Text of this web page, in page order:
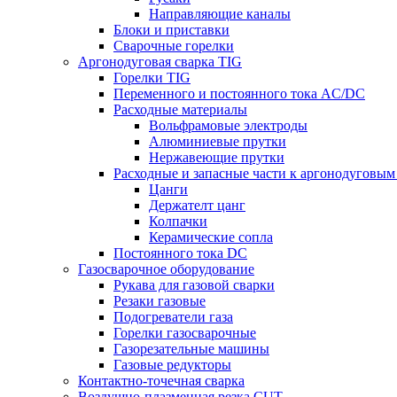
Направляющие каналы
Блоки и приставки
Сварочные горелки
Аргонодуговая сварка TIG
Горелки TIG
Переменного и постоянного тока AC/DC
Расходные материалы
Вольфрамовые электроды
Алюминиевые прутки
Нержавеющие прутки
Расходные и запасные части к
Цанги
Держателт цанг
Колпачки
Керамические сопла
Постоянного тока DC
Газосварочное оборудование
Рукава для газовой сварки
Резаки газовые
Подогреватели газа
Горелки газосварочные
Газорезательные машины
Газовые редукторы
Контактно-точечная сварка